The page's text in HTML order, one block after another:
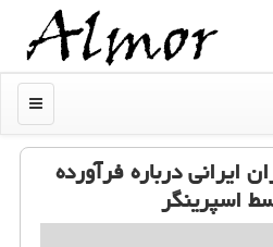
منو
ایرانی درباره فرآورده
اسپرینگر